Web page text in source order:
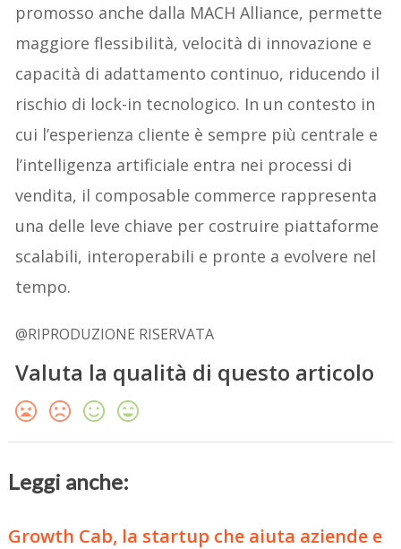
promosso anche dalla MACH Alliance, permette
maggiore flessibilità, velocità di innovazione e
capacità di adattamento continuo, riducendo il
rischio di lock-in tecnologico. In un contesto in
cui l’esperienza cliente è sempre più centrale e
l’intelligenza artificiale entra nei processi di
vendita, il composable commerce rappresenta
una delle leve chiave per costruire piattaforme
scalabili, interoperabili e pronte a evolvere nel
tempo.
@RIPRODUZIONE RISERVATA
Valuta la qualità di questo articolo
Leggi anche:
Growth Cab, la startup che aiuta aziende e